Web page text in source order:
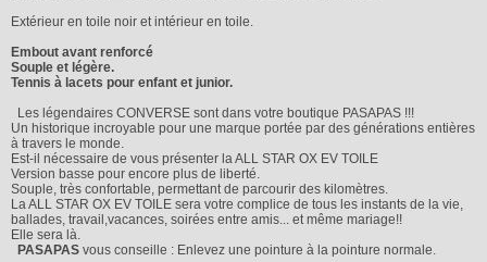
Extérieur en toile noir et intérieur en toile.
Embout avant renforcé
Souple et légère.
Tennis à lacets pour enfant et junior.
Les légendaires CONVERSE sont dans votre boutique PASAPAS !!!
Un historique incroyable pour une marque portée par des générations entières
à travers le monde.
Est-il nécessaire de vous présenter la ALL STAR OX EV TOILE
Version basse pour encore plus de liberté.
Souple, très confortable, permettant de parcourir des kilomètres.
La ALL STAR OX EV TOILE sera votre complice de tous les instants de la vie,
ballades, travail,vacances, soirées entre amis... et même mariage!!
Elle sera là.
PASAPAS vous conseille : Enlevez une pointure à la pointure normale.